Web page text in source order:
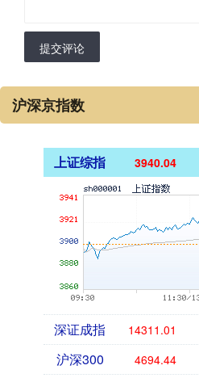
提交评论
沪深京指数
上证综指 3940.04
深证成指 14311.01
沪深300 4694.44